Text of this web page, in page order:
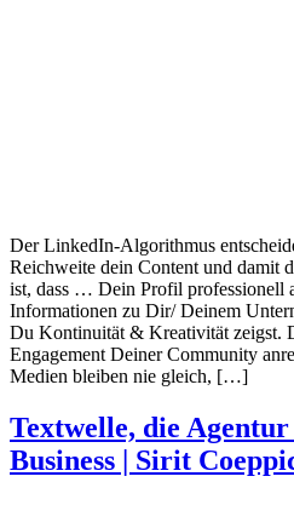
Der LinkedIn-Algorithmus
Reichweite dein Content und damit
ist, dass … Dein Profil professionell
Informationen zu Dir/ Deinem
Du Kontinuität & Kreativität zeigst.
Engagement Deiner Community
Medien bleiben nie gleich, […]
Textwelle, die
Business | Sirit